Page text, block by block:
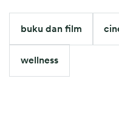
buku dan film
wellness